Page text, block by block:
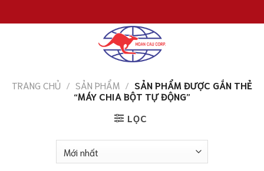
đến
TRANG CHỦ / SẢN PHẨM / SẢN PHẨM ĐƯỢC GẮN THẺ
“MÁY CHIA BỘT TỰ ĐỘNG”
LỌC